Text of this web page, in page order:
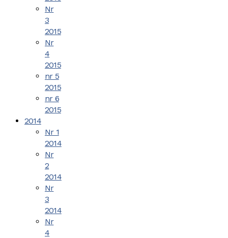
Nr
3
2015
Nr
4
2015
nr 5
2015
nr 6
2015
2014
Nr 1
2014
Nr
2
2014
Nr
3
2014
Nr
4